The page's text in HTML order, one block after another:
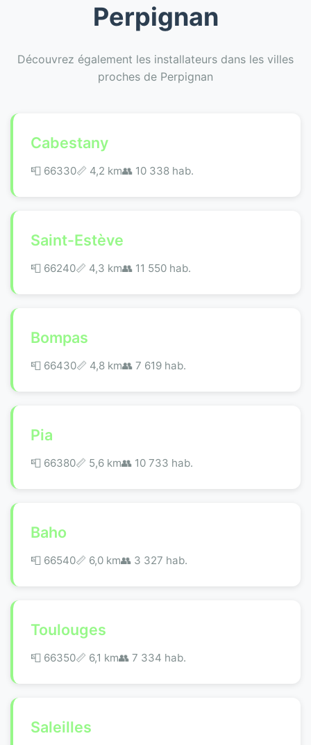
Perpignan
Découvrez également les installateurs dans les villes
proches de Perpignan
Cabestany
📮 66330📏 4,2 km👥 10 338 hab.
Saint-Estève
📮 66240📏 4,3 km👥 11 550 hab.
Bompas
📮 66430📏 4,8 km👥 7 619 hab.
Pia
📮 66380📏 5,6 km👥 10 733 hab.
Baho
📮 66540📏 6,0 km👥 3 327 hab.
Toulouges
📮 66350📏 6,1 km👥 7 334 hab.
Saleilles